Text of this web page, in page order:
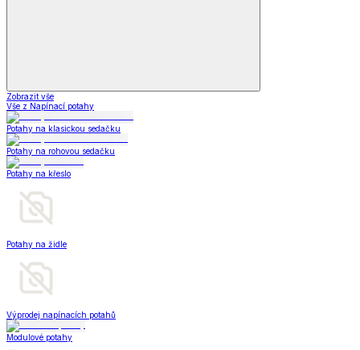
Zobrazit vše
Vše z Napínací potahy
Potahy na klasickou sedačku
Potahy na rohovou sedačku
Potahy na křeslo
Potahy na židle
Výprodej napínacích potahů
Modulové potahy